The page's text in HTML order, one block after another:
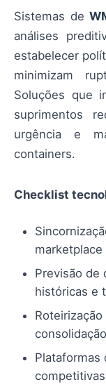
Sistemas de
análises
estabelecer
minimizam
Soluções que
suprimentos
urgência e
containers.
Checklist
marketplace
Previsão de
históricas e
Plataformas